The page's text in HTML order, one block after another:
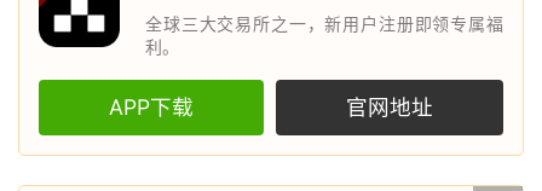
全球三大交易所之一，新用户注册即领专属福
利。
APP下载 官网地址